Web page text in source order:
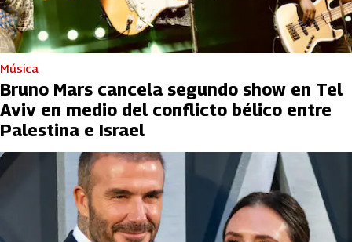
Música
Bruno Mars cancela segundo show en Tel
Aviv en medio del conflicto bélico entre
Palestina e Israel